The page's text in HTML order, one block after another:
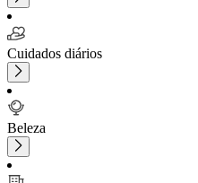
Cuidados diários
Beleza